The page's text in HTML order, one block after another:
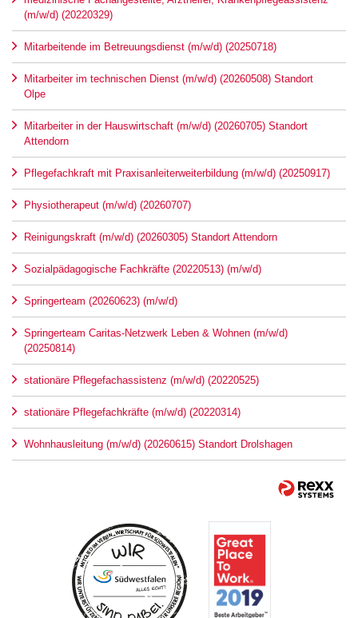
(m/w/d) (20220329)
Mitarbeitende im Betreuungsdienst (m/w/d) (20250718)
Mitarbeiter im technischen Dienst (m/w/d) (20260508) Standort
Olpe
Mitarbeiter in der Hauswirtschaft (m/w/d) (20260705) Standort
Attendorn
Pflegefachkraft mit Praxisanleiterweiterbildung (m/w/d) (20250917)
Physiotherapeut (m/w/d) (20260707)
Reinigungskraft (m/w/d) (20260305) Standort Attendorn
Sozialpädagogische Fachkräfte (20220513) (m/w/d)
Springerteam (20260623) (m/w/d)
Springerteam Caritas-Netzwerk Leben & Wohnen (m/w/d)
(20250814)
stationäre Pflegefachassistenz (m/w/d) (20220525)
stationäre Pflegefachkräfte (m/w/d) (20220314)
Wohnhausleitung (m/w/d) (20260615) Standort Drolshagen